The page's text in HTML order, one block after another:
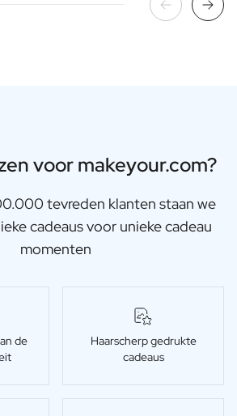
voor makeyour.com?
tevreden klanten staan we
cadeaus voor unieke cadeau
momenten
de
Haarscherp gedrukte
cadeaus